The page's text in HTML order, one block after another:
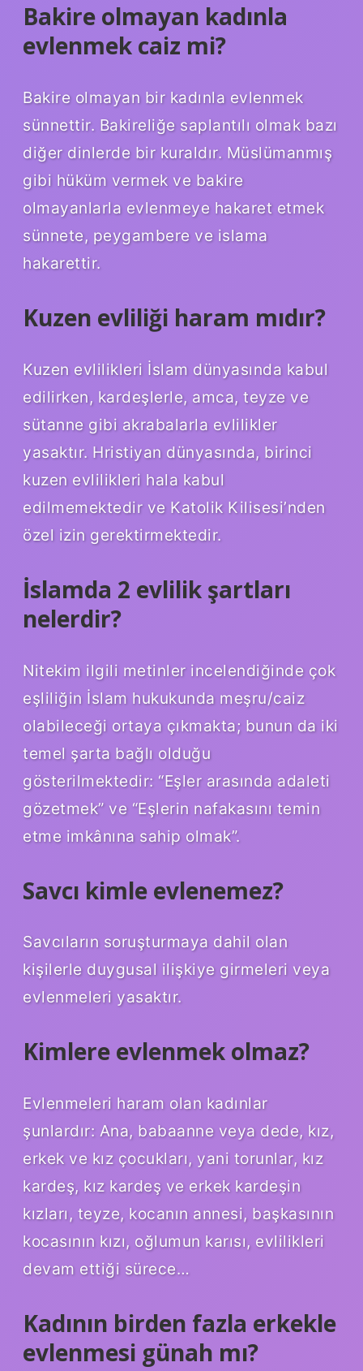
Bakire olmayan kadınla
evlenmek caiz mi?
Bakire olmayan bir kadınla evlenmek
sünnettir. Bakireliğe saplantılı olmak bazı
diğer dinlerde bir kuraldır. Müslümanmış
gibi hüküm vermek ve bakire
olmayanlarla evlenmeye hakaret etmek
sünnete, peygambere ve islama
hakarettir.
Kuzen evliliği haram mıdır?
Kuzen evlilikleri İslam dünyasında kabul
edilirken, kardeşlerle, amca, teyze ve
sütanne gibi akrabalarla evlilikler
yasaktır. Hristiyan dünyasında, birinci
kuzen evlilikleri hala kabul
edilmemektedir ve Katolik Kilisesi’nden
özel izin gerektirmektedir.
İslamda 2 evlilik şartları
nelerdir?
Nitekim ilgili metinler incelendiğinde çok
eşliliğin İslam hukukunda meşru/caiz
olabileceği ortaya çıkmakta; bunun da iki
temel şarta bağlı olduğu
gösterilmektedir: “Eşler arasında adaleti
gözetmek” ve “Eşlerin nafakasını temin
etme imkânına sahip olmak”.
Savcı kimle evlenemez?
Savcıların soruşturmaya dahil olan
kişilerle duygusal ilişkiye girmeleri veya
evlenmeleri yasaktır.
Kimlere evlenmek olmaz?
Evlenmeleri haram olan kadınlar
şunlardır: Ana, babaanne veya dede, kız,
erkek ve kız çocukları, yani torunlar, kız
kardeş, kız kardeş ve erkek kardeşin
kızları, teyze, kocanın annesi, başkasının
kocasının kızı, oğlumun karısı, evlilikleri
devam ettiği sürece…
Kadının birden fazla erkekle
evlenmesi günah mı?